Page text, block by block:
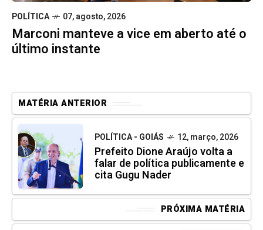
POLÍTICA 07, agosto, 2026
Marconi manteve a vice em aberto até o
último instante
MATÉRIA ANTERIOR
POLÍTICA - GOIÁS 12, março, 2026
Prefeito Dione Araújo volta a
falar de política publicamente e
cita Gugu Nader
PRÓXIMA MATÉRIA